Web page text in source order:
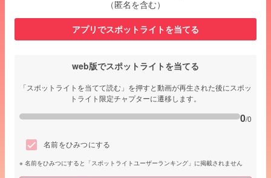
（匿名を含む）
アプリでスポットライトを当てる
web版でスポットライトを当てる
「スポットライトを当てて読む」を押すと動画が再生された後にスポッ
トライト限定チャプターに遷移します。
0/0
名前をひみつにする
名前をひみつにすると「スポットライトユーザーランキング」に掲載されません